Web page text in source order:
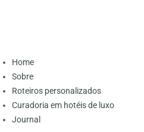
Home
Sobre
Roteiros personalizados
Curadoria em hotéis de luxo
Journal